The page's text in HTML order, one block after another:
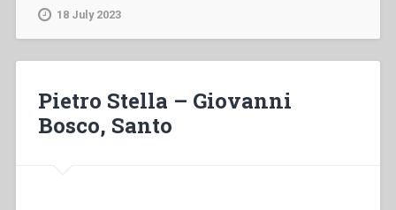
congresso”
in
18 July 2023
Pietro Stella – Giovanni
Bosco, Santo